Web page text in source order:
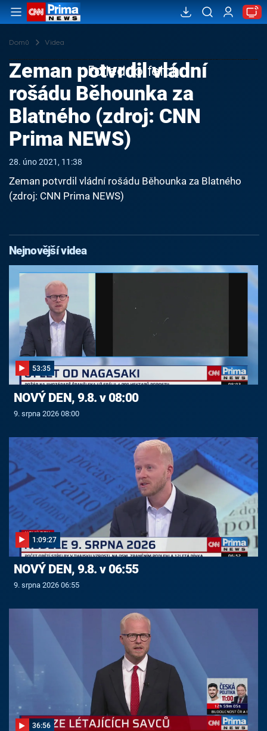
Domů Videa
Failed to fetch
Zeman potvrdil vládní
rošádu Běhounka za
Blatného (zdroj: CNN
Prima NEWS)
28. úno 2021, 11:38
Zeman potvrdil vládní rošádu Běhounka za Blatného
(zdroj: CNN Prima NEWS)
Nejnovější videa
53:35
NOVÝ DEN, 9.8. v 08:00
9. srpna 2026 08:00
1:09:27
NOVÝ DEN, 9.8. v 06:55
9. srpna 2026 06:55
36:56